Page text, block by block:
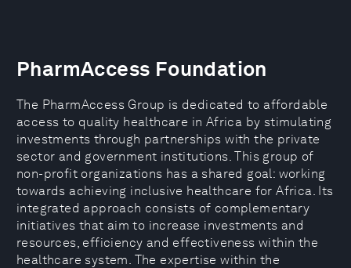
PharmAccess Foundation
The PharmAccess Group is dedicated to affordable
access to quality healthcare in Africa by stimulating
investments through partnerships with the private
sector and government institutions. This group of
non-profit organizations has a shared goal: working
towards achieving inclusive healthcare for Africa. Its
integrated approach consists of complementary
initiatives that aim to increase investments and
resources, efficiency and effectiveness within the
healthcare system. The expertise within the